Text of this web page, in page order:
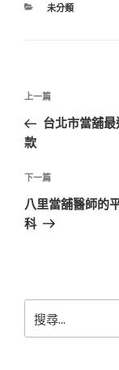
分
未分類
文
導
覽
上
一
篇
章
上一篇
台北市當舖
款
下
一
篇
下一篇
八里當舖醫師的
科
尋